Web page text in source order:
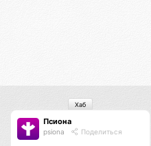
Псиона
psiona Поделиться
Хаб